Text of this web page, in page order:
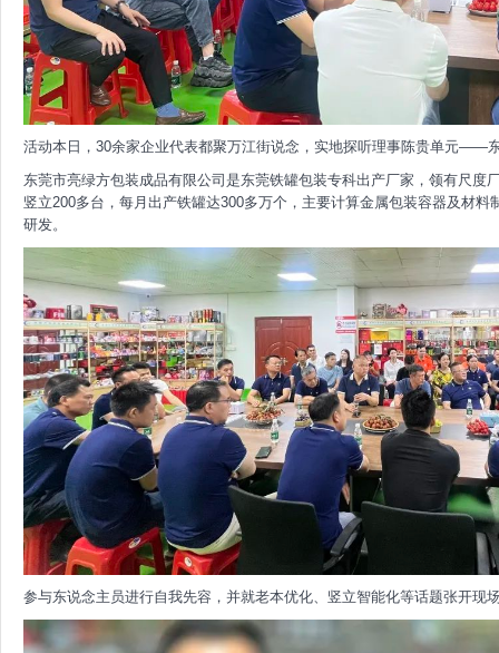
活动本日，30余家企业代表都聚万江街说念，实地探听理事陈贵单元——
东莞市亮绿方包装成品有限公司是东莞铁罐包装专科出产厂家，领有尺度
竖立200多台，每月出产铁罐达300多万个，主要计算金属包装容器及材
研发。
参与东说念主员进行自我先容，并就老本优化、竖立智能化等话题张开现